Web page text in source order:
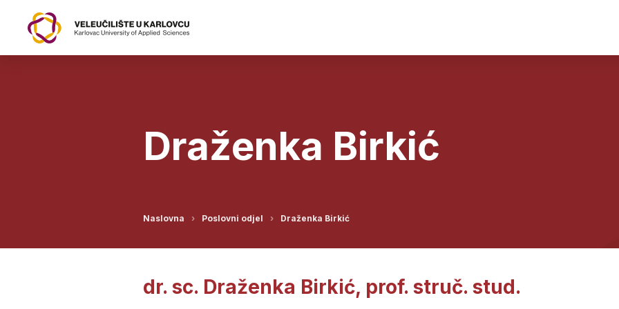
Draženka Birkić
Naslovna Poslovni odjel Draženka Birkić
dr. sc. Draženka Birkić, prof. struč. stud.